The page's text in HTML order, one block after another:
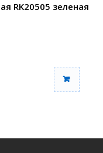
RK20505 зеленая